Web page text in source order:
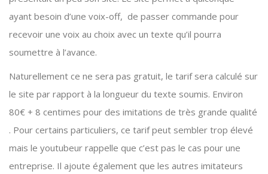
ayant besoin d’une voix-off, de passer commande pour
recevoir une voix au choix avec un texte qu’il pourra
soumettre à l’avance.
Naturellement ce ne sera pas gratuit, le tarif sera calculé sur
le site par rapport à la longueur du texte soumis. Environ
80€ + 8 centimes pour des imitations de très grande qualité
. Pour certains particuliers, ce tarif peut sembler trop élevé
mais le youtubeur rappelle que c’est pas le cas pour une
entreprise. Il ajoute également que les autres imitateurs